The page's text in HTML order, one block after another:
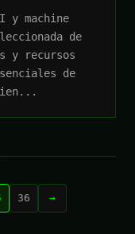
y machine
de
y recursos
de
36 →